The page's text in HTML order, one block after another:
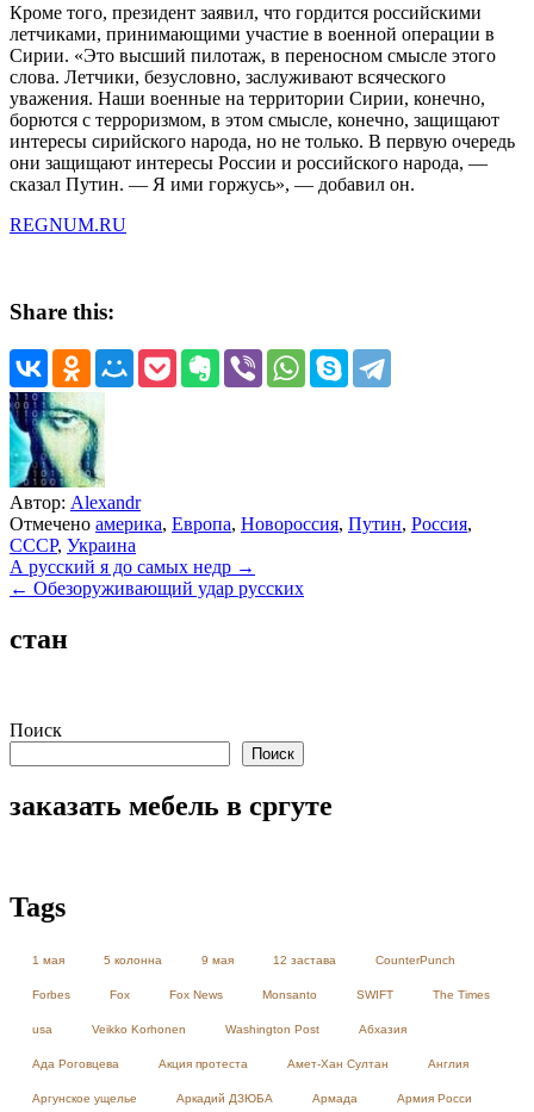
Кроме того, президент заявил, что гордится российскими
летчиками, принимающими участие в военной операции в
Сирии. «Это высший пилотаж, в переносном смысле этого
слова. Летчики, безусловно, заслуживают всяческого
уважения. Наши военные на территории Сирии, конечно,
борются с терроризмом, в этом смысле, конечно, защищают
интересы сирийского народа, но не только. В первую очередь
они защищают интересы России и российского народа, —
сказал Путин. — Я ими горжусь», — добавил он.
REGNUM.RU
Share this:
Автор: Alexandr
Отмечено америка, Европа, Новороссия, Путин, Россия,
СССР, Украина
Навигация
по
записям
А русский я до самых недр →
← Обезоруживающий удар русских
стан
Поиск
Поиск
заказать мебель в сргуте
Tags
1 мая 5 колонна 9 мая 12 застава CounterPunch
Forbes Fox Fox News Monsanto SWIFT The Times
usa Veikko Korhonen Washington Post Абхазия
Ада Роговцева Акция протеста Амет-Хан Султан Англия
Аргунское ущелье Аркадий ДЗЮБА Армада Армия Росси